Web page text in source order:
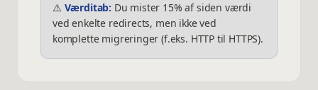
⚠️ Værditab: Du mister 15% af siden værdi
ved enkelte redirects, men ikke ved
komplette migreringer (f.eks. HTTP til HTTPS).